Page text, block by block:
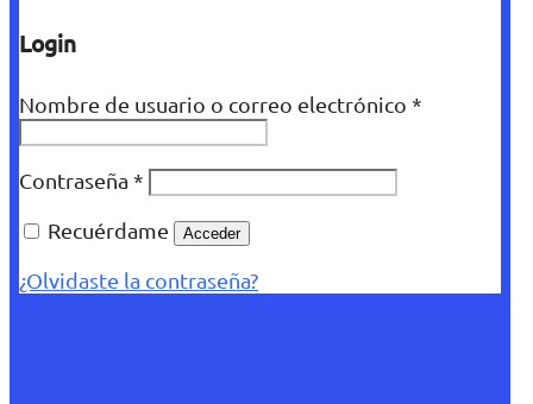
Login
Nombre de usuario o correo electrónico *
Contraseña *
Recuérdame
Acceder
¿Olvidaste la contraseña?